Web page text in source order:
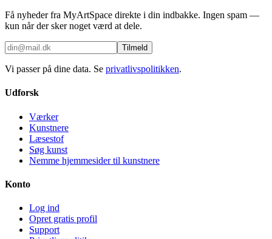
Få nyheder fra MyArtSpace direkte i din indbakke. Ingen spam —
kun når der sker noget værd at dele.
Tilmeld
Vi passer på dine data. Se privatlivspolitikken.
Udforsk
Værker
Kunstnere
Læsestof
Søg kunst
Nemme hjemmesider til kunstnere
Konto
Log ind
Opret gratis profil
Support